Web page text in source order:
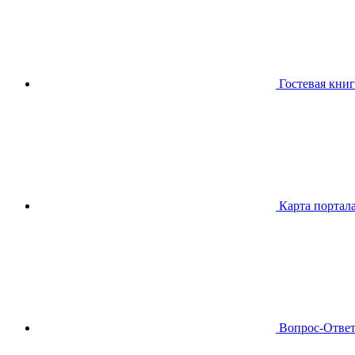
Гостевая
Карта
Вопрос-Ответ